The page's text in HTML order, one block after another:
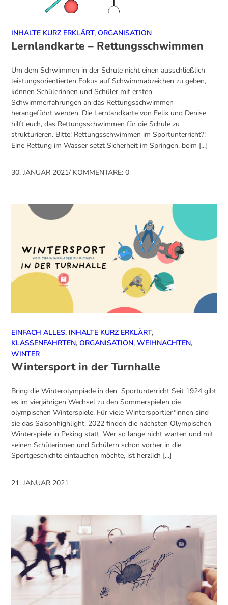
INHALTE KURZ ERKLÄRT,ORGANISATION
Lernlandkarte – Rettungsschwimmen
Um dem Schwimmen in der Schule nicht einen ausschließlich
leistungsorientierten Fokus auf Schwimmabzeichen zu geben,
können Schülerinnen und Schüler mit ersten
Schwimmerfahrungen an das Rettungsschwimmen
herangeführt werden. Die Lernlandkarte von Felix und Denise
hilft euch, das Rettungsschwimmen für die Schule zu
strukturieren. Bitte! Rettungsschwimmen im Sportunterricht?!
Eine Rettung im Wasser setzt Sicherheit im Springen, beim [...]
30. JANUAR 2021/ KOMMENTARE: 0
EINFACH ALLES, INHALTE KURZ ERKLÄRT,
KLASSENFAHRTEN,ORGANISATION,WEIHNACHTEN,
WINTER
Wintersport in der Turnhalle
Bring die Winterolympiade in den Sportunterricht Seit 1924 gibt
es im vierjährigen Wechsel zu den Sommerspielen die
olympischen Winterspiele. Für viele Wintersportler*innen sind
sie das Saisonhighlight. 2022 finden die nächsten Olympischen
Winterspiele in Peking statt. Wer so lange nicht warten und mit
seinen Schülerinnen und Schülern schon vorher in die
Sportgeschichte eintauchen möchte, ist herzlich [...]
21. JANUAR 2021